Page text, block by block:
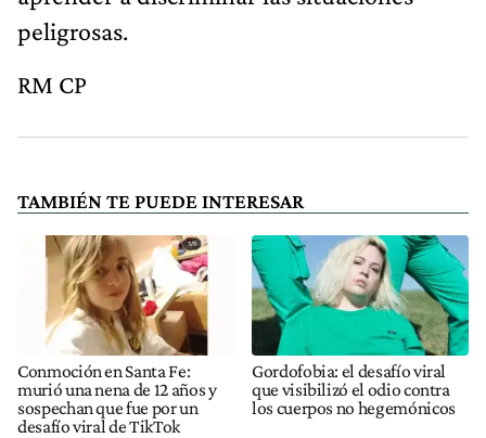
peligrosas.
RM CP
TAMBIÉN TE PUEDE INTERESAR
Conmoción en Santa Fe:
murió una nena de 12 años y
sospechan que fue por un
desafío viral de TikTok
Gordofobia: el desafío viral
que visibilizó el odio contra
los cuerpos no hegemónicos